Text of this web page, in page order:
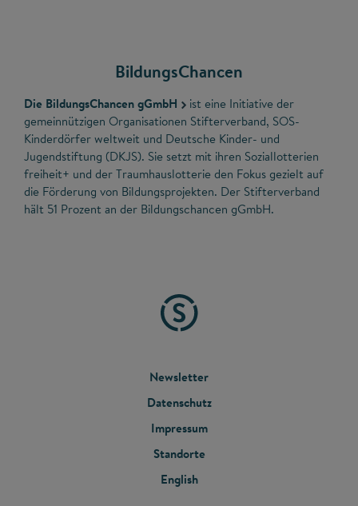
BildungsChancen
Die BildungsChancen gGmbH
ist eine Initiative der
gemeinnützigen Organisationen Stifterverband, SOS-
Kinderdörfer weltweit und Deutsche Kinder- und
Jugendstiftung (DKJS). Sie setzt mit ihren Soziallotterien
freiheit+ und der Traumhauslotterie den Fokus gezielt auf
die Förderung von Bildungsprojekten. Der Stifterverband
hält 51 Prozent an der Bildungschancen gGmbH.
FOOTER
MENU
Newsletter
Datenschutz
Impressum
Standorte
English